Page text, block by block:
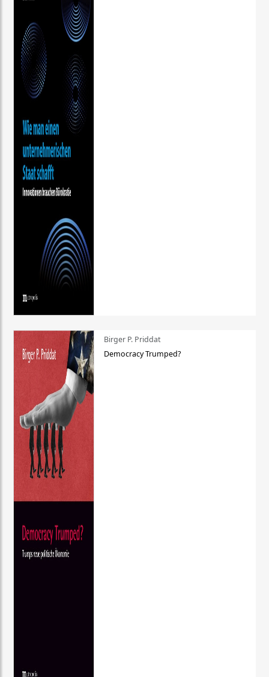
Birger P. Priddat
Democracy Trumped?